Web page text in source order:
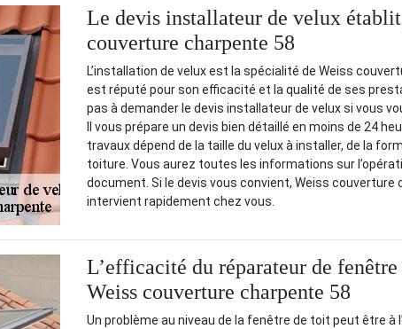
Le devis installateur de velux
couverture charpente 58
L’installation de velux est la spécialité de Weiss
est réputé pour son efficacité et la qualité de ses
pas à demander le devis installateur de velux si vous
Il vous prépare un devis bien détaillé en moins de 24
travaux dépend de la taille du velux à installer, de la
toiture. Vous aurez toutes les informations sur
document. Si le devis vous convient, Weiss couverture
intervient rapidement chez vous.
L’efficacité du réparateur de
Weiss couverture charpente 58
Un problème au niveau de la fenêtre de toit peut être à